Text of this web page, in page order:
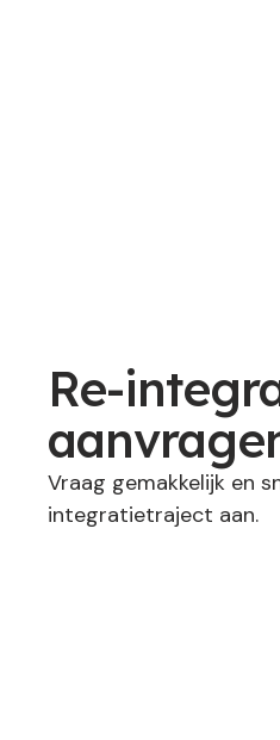
Re-
Vraag gemakkelijk en
integratietraject aan.